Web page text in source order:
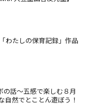
わたしの保育記録」作品
の話～五感で楽しむ８月
自然でとことん遊ぼう！